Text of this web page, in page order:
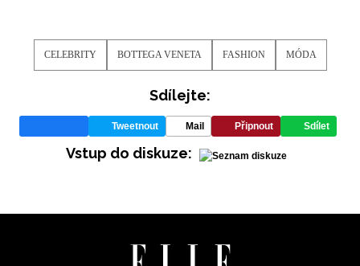
CELEBRITY BOTTEGA VENETA FASHION MÓDA
Sdílejte:
Tweetnout Mail Připnout Sdílet
Vstup do diskuze: